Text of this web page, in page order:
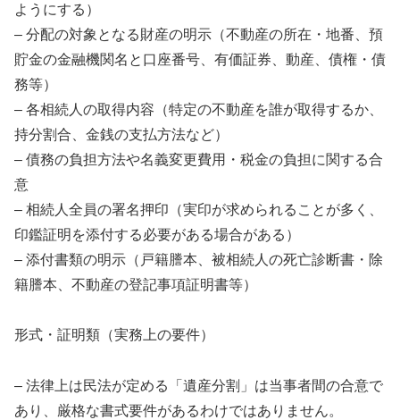
ようにする）
– 分配の対象となる財産の明示（不動産の所在・地番、預
貯金の金融機関名と口座番号、有価証券、動産、債権・債
務等）
– 各相続人の取得内容（特定の不動産を誰が取得するか、
持分割合、金銭の支払方法など）
– 債務の負担方法や名義変更費用・税金の負担に関する合
意
– 相続人全員の署名押印（実印が求められることが多く、
印鑑証明を添付する必要がある場合がある）
– 添付書類の明示（戸籍謄本、被相続人の死亡診断書・除
籍謄本、不動産の登記事項証明書等）
形式・証明類（実務上の要件）
– 法律上は民法が定める「遺産分割」は当事者間の合意で
あり、厳格な書式要件があるわけではありません。